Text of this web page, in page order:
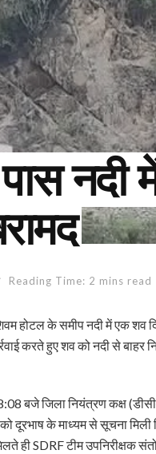
नदी
Reading Time: 2 mins read
होटल के समीप नदी में एक शव
करते हुए शव को नदी से
बजे जिला नियंत्रण कक्ष
दूरभाष के माध्यम से सूचना
ही SDRF टीम उपनिरीक्षक